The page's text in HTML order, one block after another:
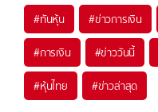
#ทันหุ้น #ข่าวการเงิน
#การเงิน #ข่าววันนี้
#หุ้นไทย #ข่าวล่าสุด